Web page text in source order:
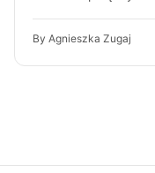
By Agnieszka Zugaj